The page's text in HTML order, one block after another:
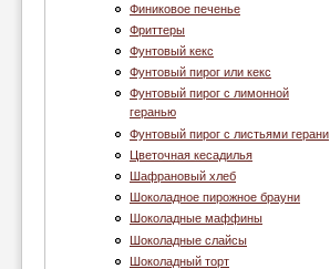
Финиковое печенье
Фриттеры
Фунтовый кекс
Фунтовый пирог или кекс
Фунтовый пирог с лимонной
геранью
Фунтовый пирог с листьями герани
Цветочная кесадилья
Шафрановый хлеб
Шоколадное пирожное брауни
Шоколадные маффины
Шоколадные слайсы
Шоколадный торт